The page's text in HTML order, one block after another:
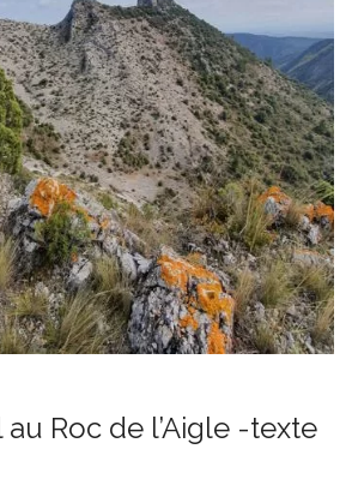
au Roc de l’Aigle -texte